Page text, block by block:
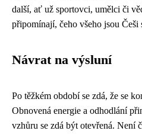
další, ať už sportovci, umělci či
připomínají, čeho všeho jsou Češi
Návrat na výsluní
Po těžkém období se zdá, že se
Obnovená energie a odhodlání
vzhůru se zdá být otevřená. Není